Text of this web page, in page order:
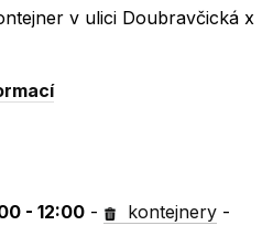
v ulici Doubravčická x
- 12:00 - kontejnery -